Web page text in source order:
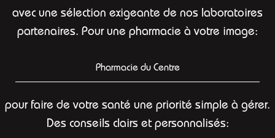
avec une sélection exigeante de nos laboratoires
partenaires. Pour une pharmacie à votre image:
Pharmacie du Centre
pour faire de votre santé une priorité simple à gérer.
Des conseils clairs et personnalisés: